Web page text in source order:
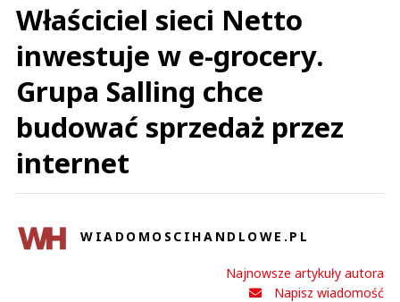
Właściciel sieci Netto
inwestuje w e-grocery.
Grupa Salling chce
budować sprzedaż przez
internet
WIADOMOSCIHANDLOWE.PL
Najnowsze artykuły autora
Napisz wiadomość